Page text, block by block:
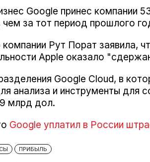
Google принес компании
за тот период прошлого
Рут Порат заявила,
Apple оказало
Google Cloud, в
анализа и инструменты для
млрд дол.
Google уплатил в России
ПРИБЫЛЬ